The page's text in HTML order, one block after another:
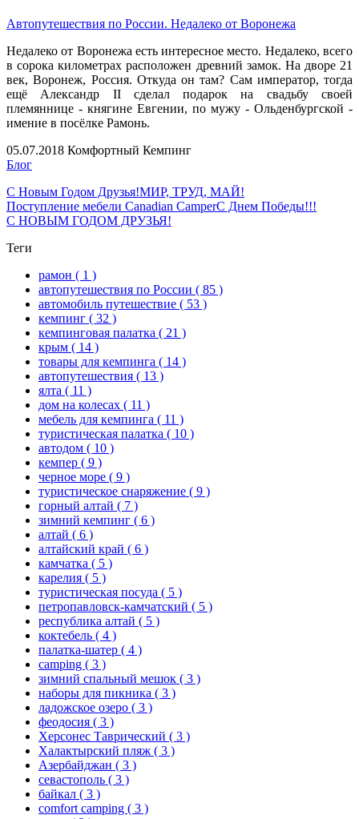
Автопутешествия по России. Недалеко от Воронежа
Недалеко от Воронежа есть интересное место. Недалеко, всего
в сорока километрах расположен древний замок. На дворе 21
век, Воронеж, Россия. Откуда он там? Сам император, тогда
ещё Александр II сделал подарок на свадьбу своей
племяннице - княгине Евгении, по мужу - Ольденбургской -
имение в посёлке Рамонь.
05.07.2018 Комфортный Кемпинг
Блог
С Новым Годом Друзья!МИР, ТРУД, МАЙ!
Поступление мебели Canadian CamperС Днем Победы!!!
С НОВЫМ ГОДОМ ДРУЗЬЯ!
Теги
рамон ( 1 )
автопутешествия по России ( 85 )
автомобиль путешествие ( 53 )
кемпинг ( 32 )
кемпинговая палатка ( 21 )
крым ( 14 )
товары для кемпинга ( 14 )
автопутешествия ( 13 )
ялта ( 11 )
дом на колесах ( 11 )
мебель для кемпинга ( 11 )
туристическая палатка ( 10 )
автодом ( 10 )
кемпер ( 9 )
черное море ( 9 )
туристическое снаряжение ( 9 )
горный алтай ( 7 )
зимний кемпинг ( 6 )
алтай ( 6 )
алтайский край ( 6 )
камчатка ( 5 )
карелия ( 5 )
туристическая посуда ( 5 )
петропавловск-камчатский ( 5 )
республика алтай ( 5 )
коктебель ( 4 )
палатка-шатер ( 4 )
camping ( 3 )
зимний спальный мешок ( 3 )
наборы для пикника ( 3 )
ладожское озеро ( 3 )
феодосия ( 3 )
Херсонес Таврический ( 3 )
Халактырский пляж ( 3 )
Азербайджан ( 3 )
севастополь ( 3 )
байкал ( 3 )
comfort camping ( 3 )